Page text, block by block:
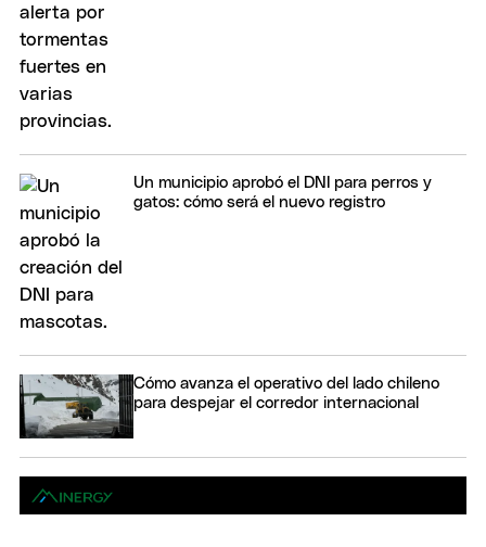
Un municipio aprobó el DNI para perros y
gatos: cómo será el nuevo registro
Cómo avanza el operativo del lado chileno
para despejar el corredor internacional